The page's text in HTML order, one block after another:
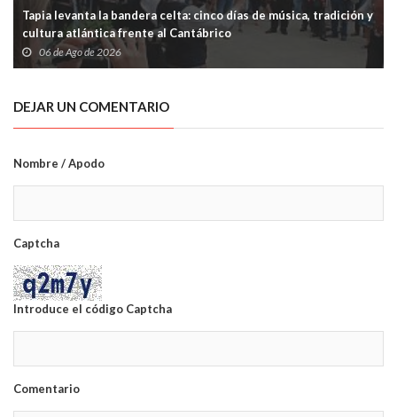
Tapia levanta la bandera celta: cinco días de música, tradición y
cultura atlántica frente al Cantábrico
06 de Ago de 2026
DEJAR UN COMENTARIO
Nombre / Apodo
Captcha
Introduce el código Captcha
Comentario